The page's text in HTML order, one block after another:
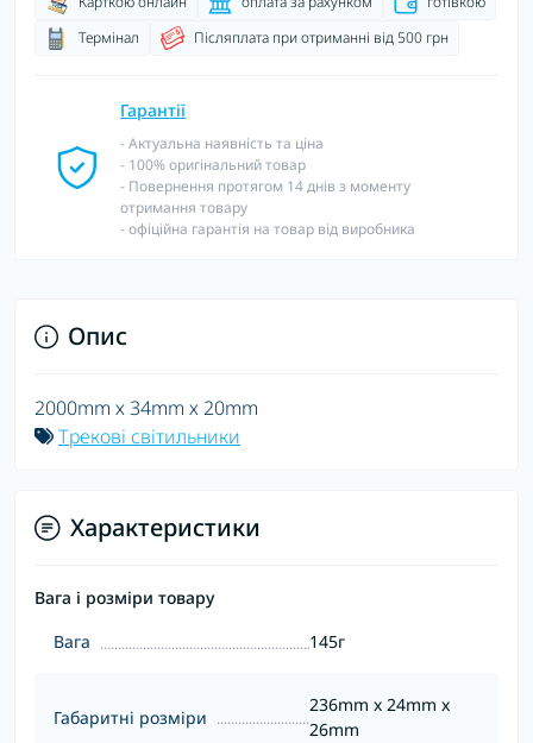
Термінал
Післяплата при отриманні від 500 грн
Гарантії
- Актуальна наявність та ціна
- 100% оригінальний товар
- Повернення протягом 14 днів з моменту
отримання товару
- офіційна гарантія на товар від виробника
Опис
2000mm х 34mm х 20mm
Трекові світильники
Характеристики
Вага і розміри товару
Вага
145г
Габаритні розміри
236mm x 24mm x
26mm